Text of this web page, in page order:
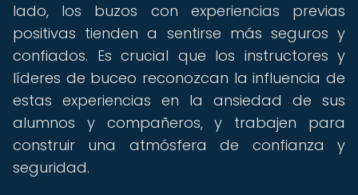
lado, los buzos con experiencias previas
positivas tienden a sentirse más seguros y
confiados. Es crucial que los instructores y
líderes de buceo reconozcan la influencia de
estas experiencias en la ansiedad de sus
alumnos y compañeros, y trabajen para
construir una atmósfera de confianza y
seguridad.